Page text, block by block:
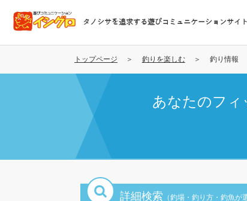
コ
テ
タノシサを追求する遊びコミュニケーションサイト
トップページ 釣りを楽しむ 釣り情報
あなたのフィ
詳細検索 （釣場・釣り方・釣魚が